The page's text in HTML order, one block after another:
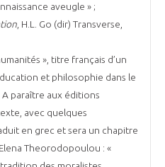
aveugle » ;
, H.L. Go (dir) Transverse,
», titre français d’un
et philosophie dans le
paraître aux éditions
avec quelques
en grec et sera un chapitre
Theorodopoulou : «